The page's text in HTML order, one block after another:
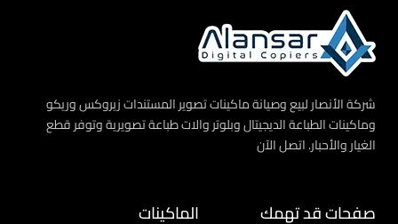
شركة الأنصار لبيع وصيانة ماكينات تصوير المستندات زيروكس وريكو
وماكينات الطباعة الديجيتال وبلوتر والات طباعة تصويرية وتوفر قطع
الغيار والأحبار. اتصل الآن
صفحات قد تهمك الماكينات